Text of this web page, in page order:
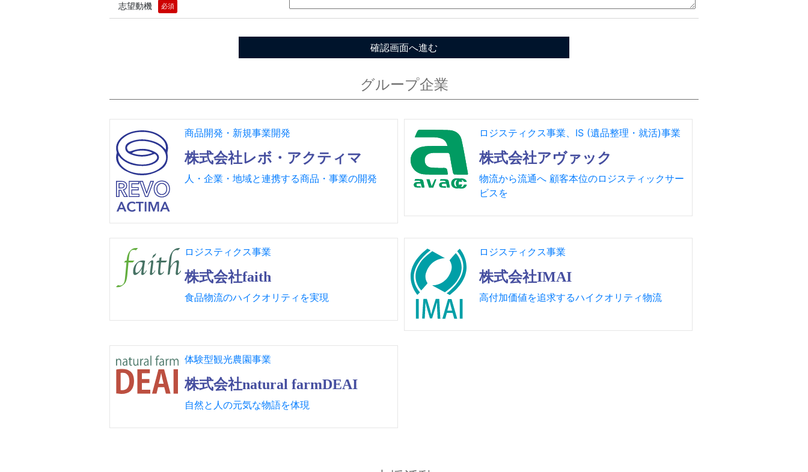
志望動機 必須
グループ企業
商品開発・新規事業開発
株式会社レボ・アクティマ
人・企業・地域と連携する商品・事業の開発
ロジスティクス事業、IS (遺品整理・就活)事業
株式会社アヴァック
物流から流通へ 顧客本位のロジスティックサー
ビスを
ロジスティクス事業
株式会社faith
食品物流のハイクオリティを実現
ロジスティクス事業
株式会社IMAI
高付加価値を追求するハイクオリティ物流
体験型観光農園事業
株式会社natural farmDEAI
自然と人の元気な物語を体現